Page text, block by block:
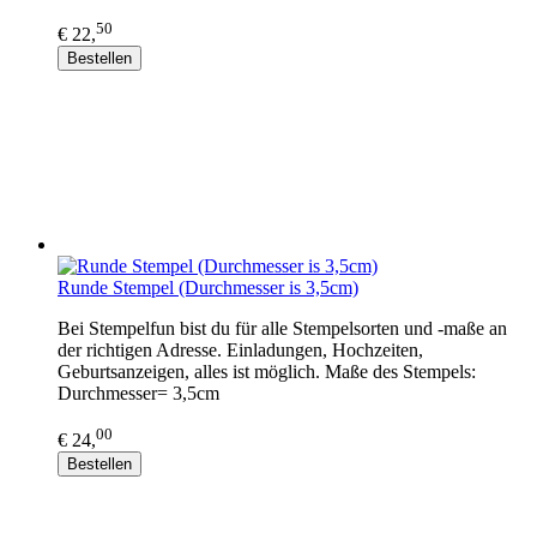
€ 22,50
Bestellen
Runde Stempel (Durchmesser is 3,5cm)
Bei Stempelfun bist du für alle Stempelsorten und -maße an
der richtigen Adresse. Einladungen, Hochzeiten,
Geburtsanzeigen, alles ist möglich. Maße des Stempels:
Durchmesser= 3,5cm
€ 24,00
Bestellen